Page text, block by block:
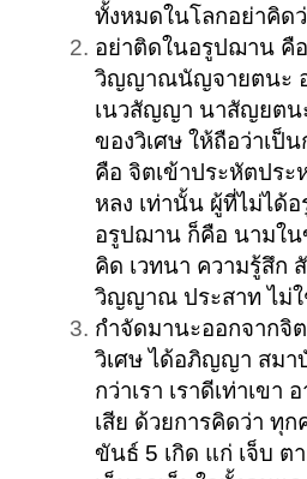
ทั้งหมดในโลกอย่าคิด
อย่าติดในอรูปฌาน คื
วิญญาณนัญจายตนะ
เนวสัญญา นาสัญยตน
ของวิเศษ ให้ถือว่าเป็
คือ จิตเข้าประหัตประ
หลง เท่านั้น ผู้ที่ไม่ได้
อรูปฌาน ก็คือ นามใ
คิด เวทนา ความรู้สึก
วิญญาณ ประสาท ไม่
กำจัดมานะออกจากจิ
วิเศษ ได้อภิญญา สมา
กว่าเรา เราดีเท่าเข
เสีย ด้วยการคิดว่า ทุ
ขันธ์ 5 เกิด แก่ เจ็บ ต